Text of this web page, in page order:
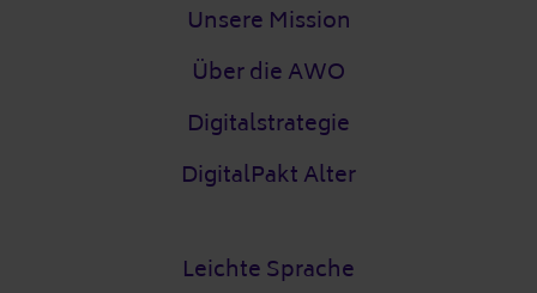
Unsere Mission
Über die AWO
Digitalstrategie
DigitalPakt Alter
Leichte Sprache